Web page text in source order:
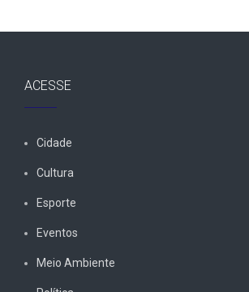
ACESSE
Cidade
Cultura
Esporte
Eventos
Meio Ambiente